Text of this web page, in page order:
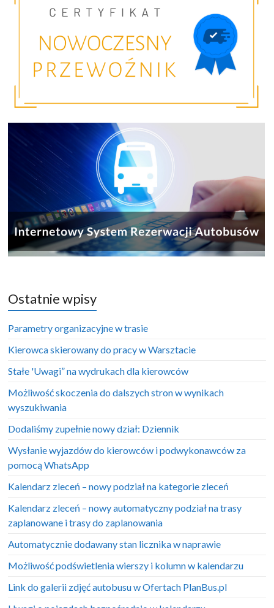
Ostatnie wpisy
Parametry organizacyjne w trasie
Kierowca skierowany do pracy w Warsztacie
Stałe 'Uwagi” na wydrukach dla kierowców
Możliwość skoczenia do dalszych stron w wynikach
wyszukiwania
Dodaliśmy zupełnie nowy dział: Dziennik
Wysłanie wyjazdów do kierowców i podwykonawców za
pomocą WhatsApp
Kalendarz zleceń – nowy podział na kategorie zleceń
Kalendarz zleceń – nowy automatyczny podział na trasy
zaplanowane i trasy do zaplanowania
Automatycznie dodawany stan licznika w naprawie
Możliwość podświetlenia wierszy i kolumn w kalendarzu
Link do galerii zdjęć autobusu w Ofertach PlanBus.pl